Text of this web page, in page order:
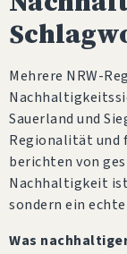
Mehrere NRW-
Sauerland und
Regionalität und
berichten von
Nachhaltigkeit
sondern ein
Was